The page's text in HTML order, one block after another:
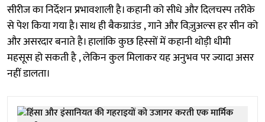
सीरीज का निर्देशन प्रभावशाली है। कहानी को सीधे और दिलचस्प तरीके
से पेश किया गया है। साथ ही बैकग्राउंड , गाने और विज़ुअल्स हर सीन को
और असरदार बनाते है। हालांकि कुछ हिस्सों में कहानी थोड़ी धीमी
महसूस हो सकती है , लेकिन कुल मिलाकर यह अनुभव पर ज्यादा असर
नहीं डालता।